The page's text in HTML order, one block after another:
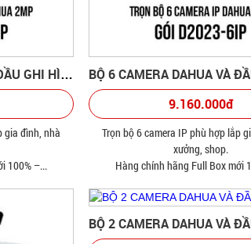
BỘ 7 CAMERA DAHUA VÀ ĐẦU GHI HÌNH
gia đình, nhà
100% –...
9.160.000đ
Trọn bộ 6 camera IP phù hợp lắp
xưởng, shop.
Hàng chính hãng Full Box mới